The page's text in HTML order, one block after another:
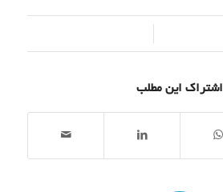
اشتراک این مطلب